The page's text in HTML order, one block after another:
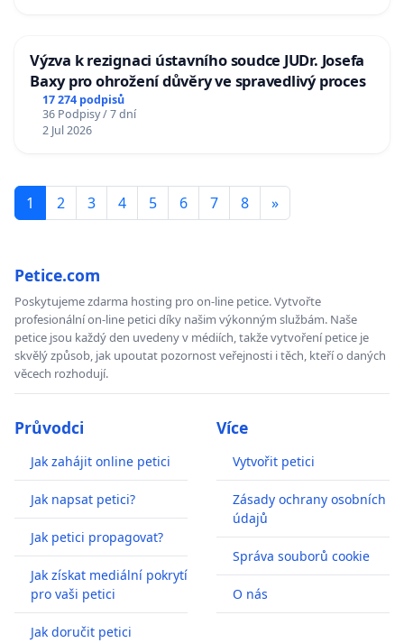
Výzva k rezignaci ústavního soudce JUDr. Josefa
Baxy pro ohrožení důvěry ve spravedlivý proces
17 274 podpisů
36 Podpisy / 7 dní
2 Jul 2026
1 2 3 4 5 6 7 8 »
Petice.com
Poskytujeme zdarma hosting pro on-line petice. Vytvořte
profesionální on-line petici díky našim výkonným službám. Naše
petice jsou každý den uvedeny v médiích, takže vytvoření petice je
skvělý způsob, jak upoutat pozornost veřejnosti i těch, kteří o daných
věcech rozhodují.
Průvodci
Jak zahájit online petici
Jak napsat petici?
Jak petici propagovat?
Jak získat mediální pokrytí
pro vaši petici
Jak doručit petici
Více
Vytvořit petici
Zásady ochrany osobních
údajů
Správa souborů cookie
O nás